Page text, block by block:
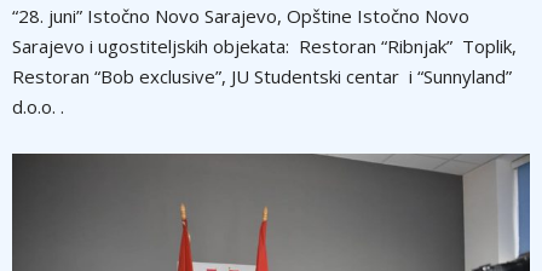
“28. juni” Istočno Novo Sarajevo, Opštine Istočno Novo
Sarajevo i ugostiteljskih objekata: Restoran “Ribnjak” Toplik,
Restoran “Bob exclusive”, JU Studentski centar i “Sunnyland”
d.o.o. .